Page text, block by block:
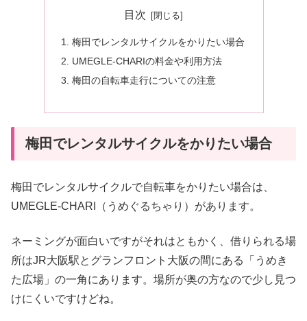
目次
梅田でレンタルサイクルをかりたい場合
UMEGLE-CHARIの料金や利用方法
梅田の自転車走行についての注意
梅田でレンタルサイクルをかりたい場合
梅田でレンタルサイクルで自転車をかりたい場合は、
UMEGLE-CHARI（うめぐるちゃり）があります。
ネーミングが面白いですがそれはともかく、借りられる場
所はJR大阪駅とグランフロント大阪の間にある「うめき
た広場」の一角にあります。場所が奥の方なので少し見つ
けにくいですけどね。